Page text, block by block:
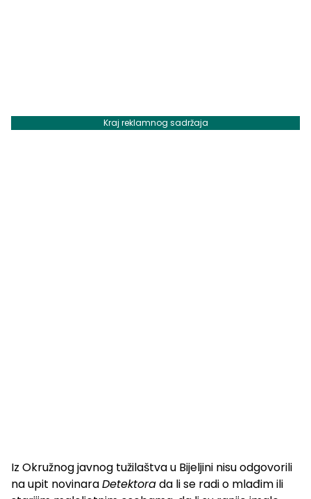
Kraj reklamnog sadržaja
Iz Okružnog javnog tužilaštva u Bijeljini nisu odgovorili
na upit novinaraDetektorada li se radi o mlađim ili